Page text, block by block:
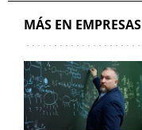
MÁS EN EMPRESAS